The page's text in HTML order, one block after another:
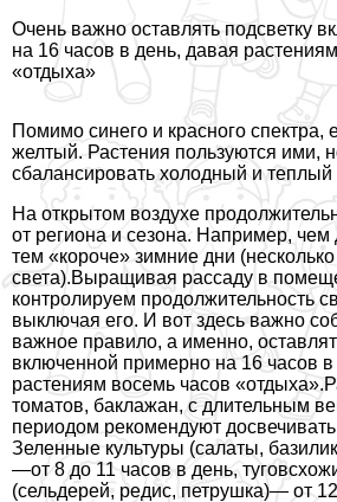
Очень важно оставлять подсветку
на 16 часов в день, давая
«отдыха»
Помимо синего и красного спектра,
желтый. Растения пользуются ими,
сбалансировать холодный и теплый
На открытом воздухе
от региона и сезона. Например, чем
тем «короче» зимние дни
света).Выращивая рассаду в
контролируем продолжительность
выключая его. И вот здесь важно
важное правило, а именно,
включенной примерно на 16 часов
растениям восемь часов
томатов, баклажан, с длительным
периодом рекомендуют
Зеленные культуры (салаты,
—от 8 до 11 часов в день,
(сельдерей, редис, петрушка)— от